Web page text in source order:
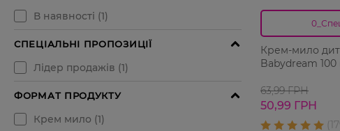
Крем-мило
Babydream 100
63,99 ГРН
50,99 ГРН